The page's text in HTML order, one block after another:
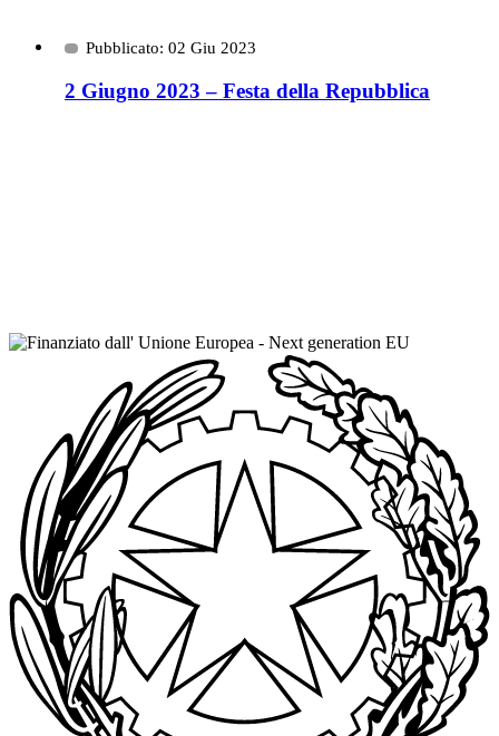
Pubblicato: 02 Giu 2023
2 Giugno 2023 – Festa della Repubblica